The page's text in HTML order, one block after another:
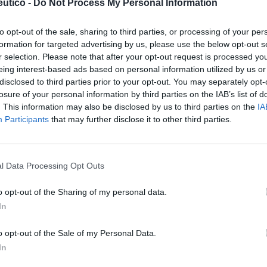
- Do Not Process My Personal Information
opt-out of the sale, sharing to third parties, or processing of your
for targeted advertising by us, please use the below opt-out
selection. Please note that after your opt-out request is processed
interest-based ads based on personal information utilized by us
to third parties prior to your opt-out. You may separately
of your personal information by third parties on the IAB’s list of
This information may also be disclosed by us to third parties on the
Participants that may further disclose it to other third parties.
Data Processing Opt Outs
opt-out of the Sharing of my personal data.
opt-out of the Sale of my Personal Data.
rurales: las
Jaime Espolita 21/07/2025